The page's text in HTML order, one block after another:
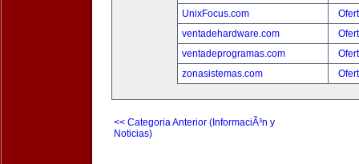
UnixFocus.com
ventadehardware.com
ventadeprogramas.com
zonasistemas.com
<< Categoria Anterior (InformaciÃ³n y
Noticias)